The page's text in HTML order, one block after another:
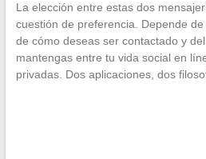
La elección entre estas dos
cuestión de preferencia. Depende
de cómo deseas ser contactado y
mantengas entre tu vida social en
privadas. Dos aplicaciones, dos